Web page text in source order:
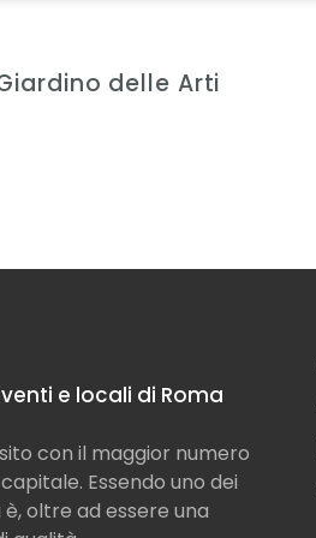
delle Arti
e locali di Roma
con il maggior numero
Essendo uno dei
oltre ad essere una